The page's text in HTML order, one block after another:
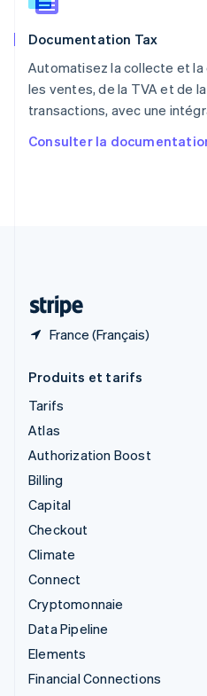
Documentation Tax
Automatisez la collecte et
les ventes, de la TVA et de
transactions, avec une
Consulter la
France (Français)
English
English
Royaume-Uni
Singapour
English简体中文
English
Produits et tarifs
Tarifs
Atlas
Authorization Boost
Billing
Capital
Checkout
Climate
Connect
Cryptomonnaie
Data Pipeline
Elements
Financial Connections